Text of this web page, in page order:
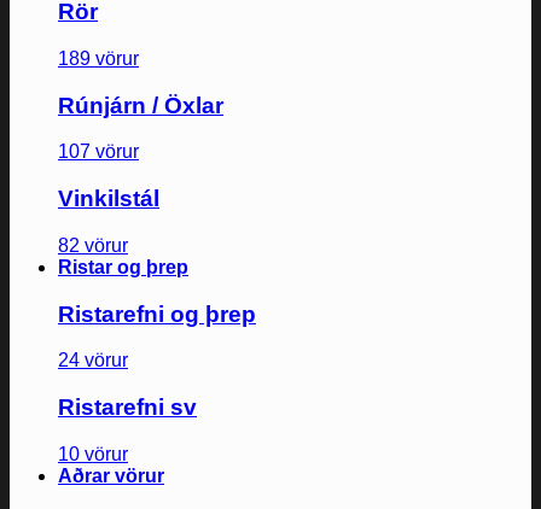
Rör
189 vörur
Rúnjárn / Öxlar
107 vörur
Vinkilstál
82 vörur
Ristar og þrep
Ristarefni og þrep
24 vörur
Ristarefni sv
10 vörur
Aðrar vörur